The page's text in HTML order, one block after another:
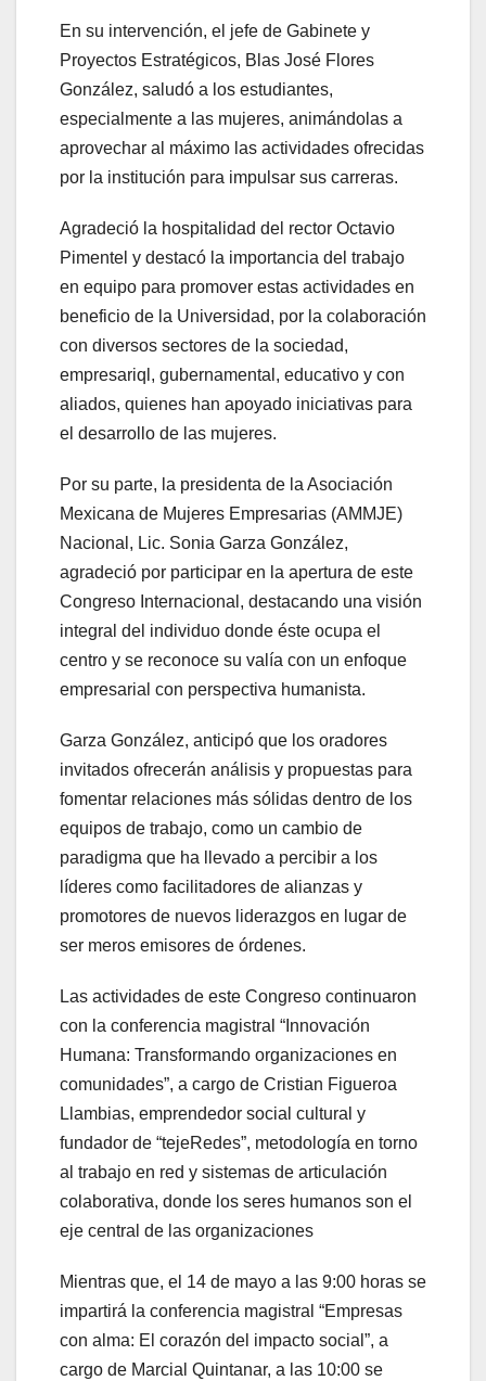
En su intervención, el jefe de Gabinete y
Proyectos Estratégicos, Blas José Flores
González, saludó a los estudiantes,
especialmente a las mujeres, animándolas a
aprovechar al máximo las actividades ofrecidas
por la institución para impulsar sus carreras.
Agradeció la hospitalidad del rector Octavio
Pimentel y destacó la importancia del trabajo
en equipo para promover estas actividades en
beneficio de la Universidad, por la colaboración
con diversos sectores de la sociedad,
empresariql, gubernamental, educativo y con
aliados, quienes han apoyado iniciativas para
el desarrollo de las mujeres.
Por su parte, la presidenta de la Asociación
Mexicana de Mujeres Empresarias (AMMJE)
Nacional, Lic. Sonia Garza González,
agradeció por participar en la apertura de este
Congreso Internacional, destacando una visión
integral del individuo donde éste ocupa el
centro y se reconoce su valía con un enfoque
empresarial con perspectiva humanista.
Garza González, anticipó que los oradores
invitados ofrecerán análisis y propuestas para
fomentar relaciones más sólidas dentro de los
equipos de trabajo, como un cambio de
paradigma que ha llevado a percibir a los
líderes como facilitadores de alianzas y
promotores de nuevos liderazgos en lugar de
ser meros emisores de órdenes.
Las actividades de este Congreso continuaron
con la conferencia magistral “Innovación
Humana: Transformando organizaciones en
comunidades”, a cargo de Cristian Figueroa
Llambias, emprendedor social cultural y
fundador de “tejeRedes”, metodología en torno
al trabajo en red y sistemas de articulación
colaborativa, donde los seres humanos son el
eje central de las organizaciones
Mientras que, el 14 de mayo a las 9:00 horas se
impartirá la conferencia magistral “Empresas
con alma: El corazón del impacto social”, a
cargo de Marcial Quintanar, a las 10:00 se